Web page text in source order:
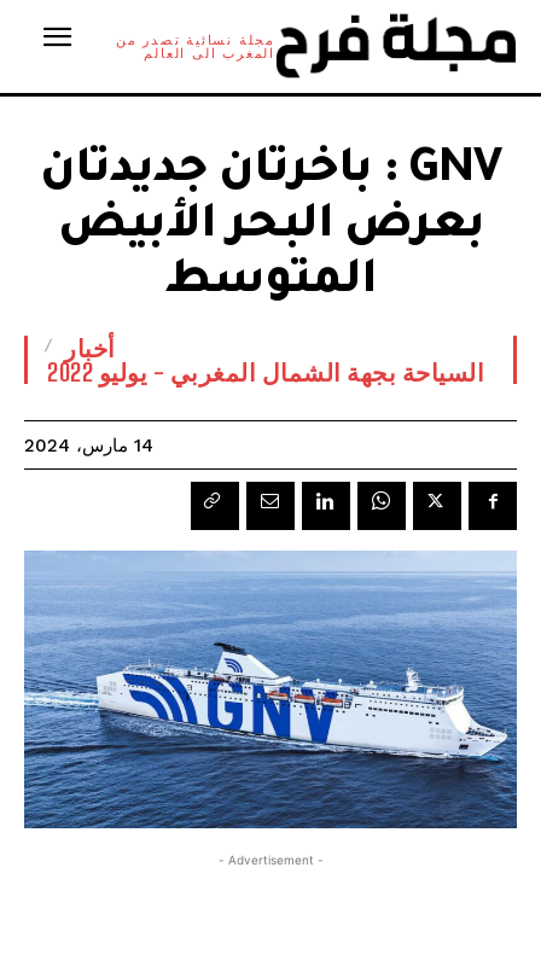
مجلة نسائية تصدر من
المغرب الى العالم
GNV : باخرتان جديدتان
بعرض البحر الأبيض
المتوسط
أخبار
السياحة بجهة الشمال المغربي - يوليو 2022
14 مارس، 2024
- Advertisement -